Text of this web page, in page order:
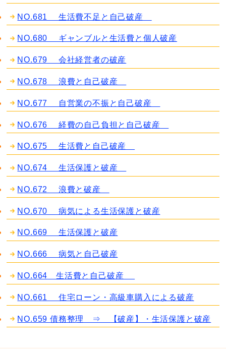
NO.681 生活費不足と自己破産
NO.680 ギャンブルと生活費と個人破産
NO.679 会社経営者の破産
NO.678 浪費と自己破産
NO.677 自営業の不振と自己破産
NO.676 経費の自己負担と自己破産
NO.675 生活費と自己破産
NO.674 生活保護と破産
NO.672 浪費と破産
NO.670 病気による生活保護と破産
NO.669 生活保護と破産
NO.666 病気と自己破産
NO.664 生活費と自己破産
NO.661 住宅ローン・高級車購入による破産
NO.659 債務整理 ⇒ 【破産】・生活保護と破産